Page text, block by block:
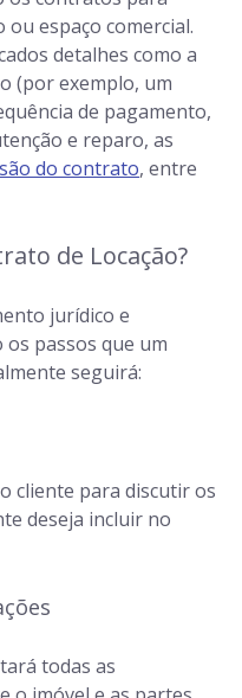
espaço comercial.
detalhes como a
(por exemplo, um
de pagamento,
e reparo, as
do contrato, entre
de Locação?
jurídico e
passos que um
seguirá:
cliente para discutir os
deseja incluir no
todas as